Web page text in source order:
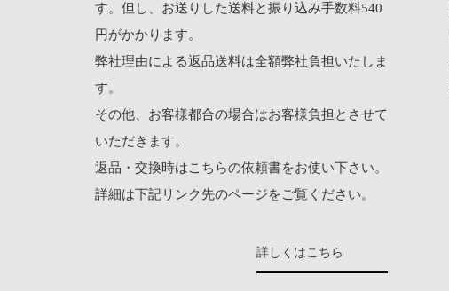
す。但し、お送りした送料と振り込み手数料540
円がかかります。
弊社理由による返品送料は全額弊社負担いたしま
す。
その他、お客様都合の場合はお客様負担とさせて
いただきます。
返品・交換時はこちらの依頼書をお使い下さい。
詳細は下記リンク先のページをご覧ください。
詳しくはこちら